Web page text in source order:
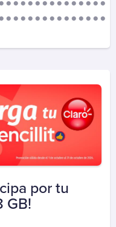
por tu
GB!